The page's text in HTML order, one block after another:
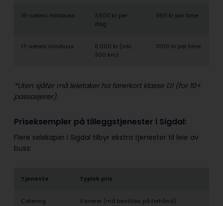
16-seters minibuss
3.500 kr per
dag
950 kr per time
17-seters minibuss
6.000 kr (inkl.
300 km)
1000 kr per time
*Uten sjåfør må leietaker ha førerkort klasse D1 (for 10+
passasjerer).
Priseksempler på tilleggstjenester i Sigdal:
Flere selskaper i Sigdal tilbyr ekstra tjenester til leie av
buss:
Tjeneste Typisk pris
Catering Varierer (må bestilles på forhånd)